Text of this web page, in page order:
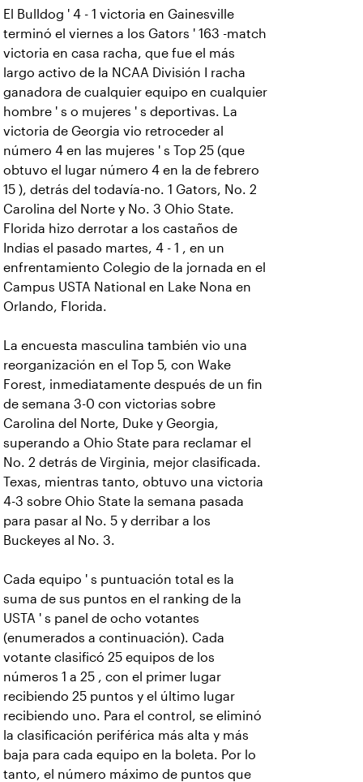
El Bulldog ' 4 - 1 victoria en Gainesville
terminó el viernes a los Gators ' 163 -match
victoria en casa racha, que fue el más
largo activo de la NCAA División I racha
ganadora de cualquier equipo en cualquier
hombre ' s o mujeres ' s deportivas. La
victoria de Georgia vio retroceder al
número 4 en las mujeres ' s Top 25 (que
obtuvo el lugar número 4 en la de febrero
15 ), detrás del todavía-no. 1 Gators, No. 2
Carolina del Norte y No. 3 Ohio State.
Florida hizo derrotar a los castaños de
Indias el pasado martes, 4 - 1 , en un
enfrentamiento Colegio de la jornada en el
Campus USTA National en Lake Nona en
Orlando, Florida.
La encuesta masculina también vio una
reorganización en el Top 5, con Wake
Forest, inmediatamente después de un fin
de semana 3-0 con victorias sobre
Carolina del Norte, Duke y Georgia,
superando a Ohio State para reclamar el
No. 2 detrás de Virginia, mejor clasificada.
Texas, mientras tanto, obtuvo una victoria
4-3 sobre Ohio State la semana pasada
para pasar al No. 5 y derribar a los
Buckeyes al No. 3.
Cada equipo ' s puntuación total es la
suma de sus puntos en el ranking de la
USTA ' s panel de ocho votantes
(enumerados a continuación). Cada
votante clasificó 25 equipos de los
números 1 a 25 , con el primer lugar
recibiendo 25 puntos y el último lugar
recibiendo uno. Para el control, se eliminó
la clasificación periférica más alta y más
baja para cada equipo en la boleta. Por lo
tanto, el número máximo de puntos que